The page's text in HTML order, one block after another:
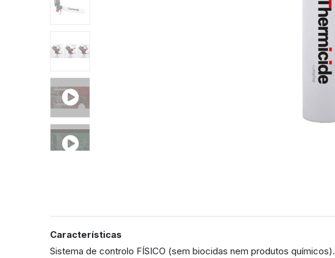
Características
Sistema de controlo FÍSICO (sem biocidas nem produtos químicos).